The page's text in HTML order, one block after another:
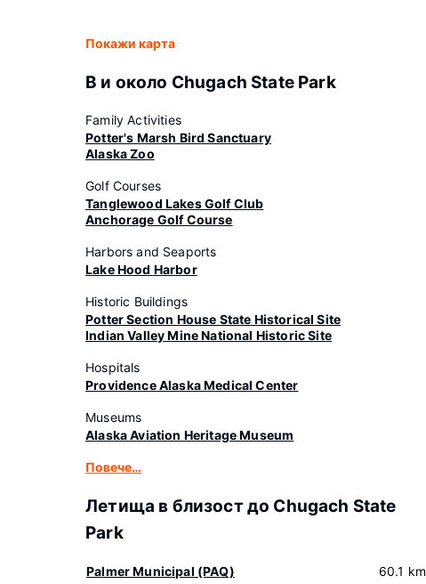
Покажи карта
В и около Chugach State Park
Family Activities
Potter's Marsh Bird Sanctuary
Alaska Zoo
Golf Courses
Tanglewood Lakes Golf Club
Anchorage Golf Course
Harbors and Seaports
Lake Hood Harbor
Historic Buildings
Potter Section House State Historical Site
Indian Valley Mine National Historic Site
Hospitals
Providence Alaska Medical Center
Museums
Alaska Aviation Heritage Museum
Повече…
Летища в близост до Chugach State
Park
Palmer Municipal (PAQ) 60.1 km